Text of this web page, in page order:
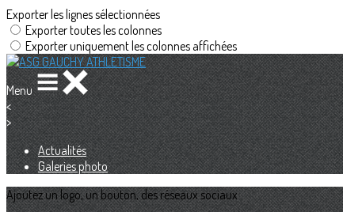
Exporter les lignes sélectionnées
Exporter toutes les colonnes
Exporter uniquement les colonnes affichées
Menu
<
>
Actualités
Galeries photo
Ajoutez un logo, un bouton, des réseaux sociaux